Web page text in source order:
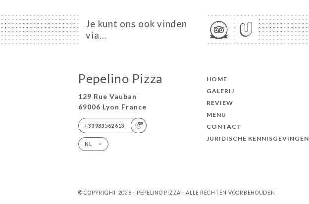
Je kunt ons ook vinden
via…
Pepelino Pizza
129 Rue Vauban
69006 Lyon France
+33983562613
NL
HOME
GALERIJ
REVIEW
MENU
CONTACT
JURIDISCHE KENNISGEVINGEN
© COPYRIGHT 2026 - PEPELINO PIZZA - ALLE RECHTEN VOORBEHOUDEN